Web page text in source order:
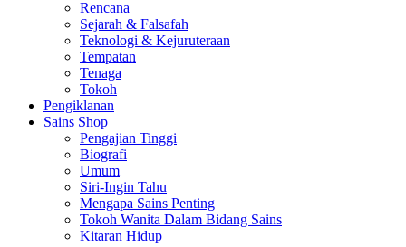
Rencana
Sejarah & Falsafah
Teknologi & Kejuruteraan
Tempatan
Tenaga
Tokoh
Pengiklanan
Sains Shop
Pengajian Tinggi
Biografi
Umum
Siri-Ingin Tahu
Mengapa Sains Penting
Tokoh Wanita Dalam Bidang Sains
Kitaran Hidup